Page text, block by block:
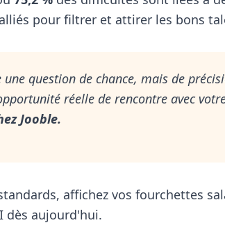
pour filtrer et attirer les bons
question de chance, mais de
réelle de rencontre avec
Jooble.
affichez vos fourchettes
dès aujourd'hui.